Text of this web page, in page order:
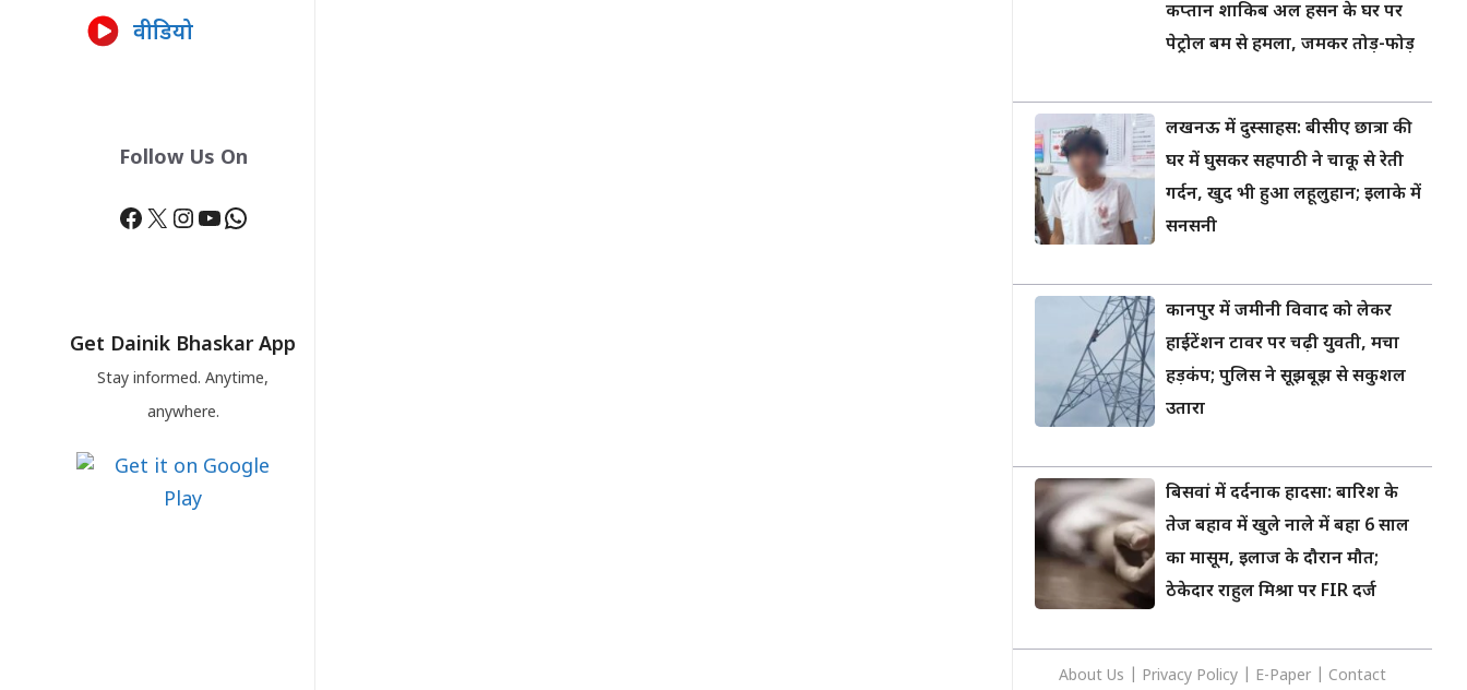
वीडियो
Follow Us On
Facebook
X Instagram
YouTube
WhatsApp
Get Dainik Bhaskar App
Stay informed. Anytime,
anywhere.
कप्तान शाकिब अल हसन के घर पर
पेट्रोल बम से हमला, जमकर तोड़-फोड़
लखनऊ में दुस्साहस: बीसीए छात्रा की
घर में घुसकर सहपाठी ने चाकू से रेती
गर्दन, खुद भी हुआ लहूलुहान; इलाके में
सनसनी
कानपुर में जमीनी विवाद को लेकर
हाईटेंशन टावर पर चढ़ी युवती, मचा
हड़कंप; पुलिस ने सूझबूझ से सकुशल
उतारा
बिसवां में दर्दनाक हादसा: बारिश के
तेज बहाव में खुले नाले में बहा 6 साल
का मासूम, इलाज के दौरान मौत;
ठेकेदार राहुल मिश्रा पर FIR दर्ज
About Us Privacy Policy E-Paper Contact